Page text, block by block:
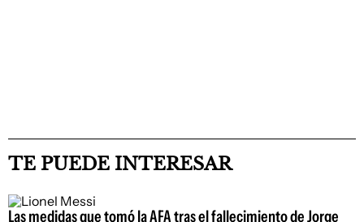
TE PUEDE INTERESAR
Las medidas que tomó la AFA tras el fallecimiento de Jorge